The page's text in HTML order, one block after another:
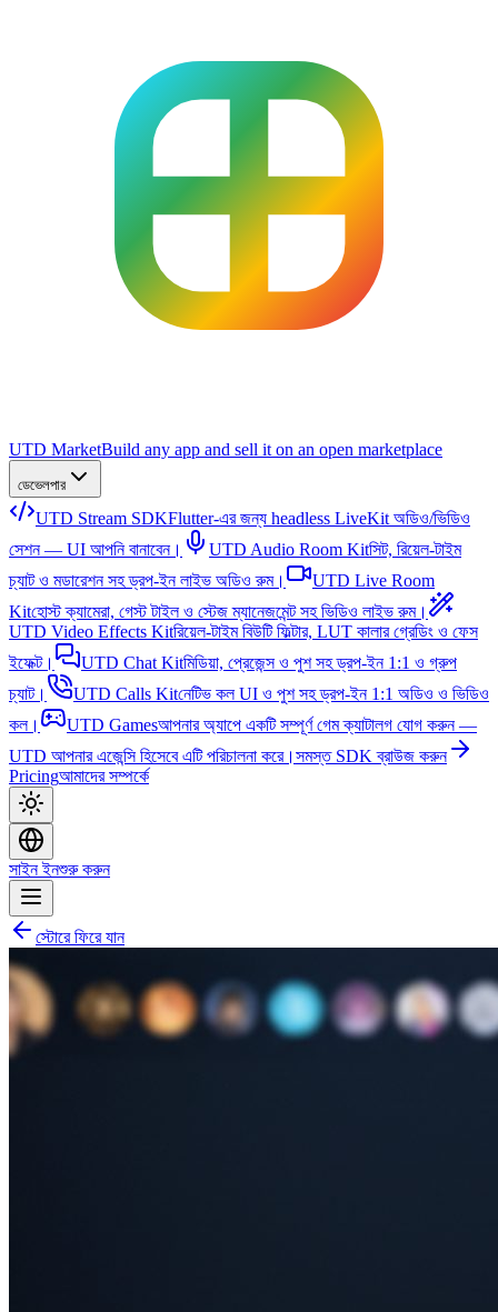
UTD MarketBuild any app and sell it on an open marketplace
ডেভেলপার
UTD Stream SDKFlutter-এর জন্য headless LiveKit অডিও/ভিডিও
সেশন — UI আপনি বানাবেন।
UTD Audio Room Kitসিট, রিয়েল-টাইম
চ্যাট ও মডারেশন সহ ড্রপ-ইন লাইভ অডিও রুম।
UTD Live Room
Kitহোস্ট ক্যামেরা, গেস্ট টাইল ও স্টেজ ম্যানেজমেন্ট সহ ভিডিও লাইভ রুম।
UTD Video Effects Kitরিয়েল-টাইম বিউটি ফিল্টার, LUT কালার গ্রেডিং ও ফেস
ইফেক্ট।
UTD Chat Kitমিডিয়া, প্রেজেন্স ও পুশ সহ ড্রপ-ইন 1:1 ও গ্রুপ
চ্যাট।
UTD Calls Kitনেটিভ কল UI ও পুশ সহ ড্রপ-ইন 1:1 অডিও ও ভিডিও
কল।
UTD Gamesআপনার অ্যাপে একটি সম্পূর্ণ গেম ক্যাটালগ যোগ করুন —
UTD আপনার এজেন্সি হিসেবে এটি পরিচালনা করে। সমস্ত SDK ব্রাউজ করুন
Pricingআমাদের সম্পর্কে
সাইন ইনশুরু করুন
স্টোরে ফিরে যান